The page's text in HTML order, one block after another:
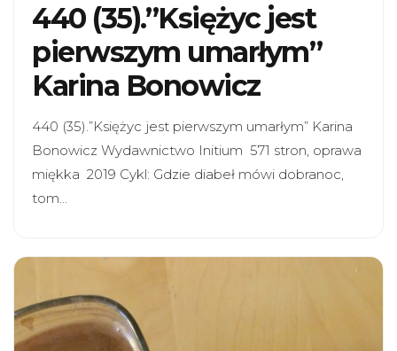
440 (35).”Księżyc jest
pierwszym umarłym”
Karina Bonowicz
440 (35).”Księżyc jest pierwszym umarłym” Karina
Bonowicz Wydawnictwo Initium 571 stron, oprawa
miękka 2019 Cykl: Gdzie diabeł mówi dobranoc,
tom…